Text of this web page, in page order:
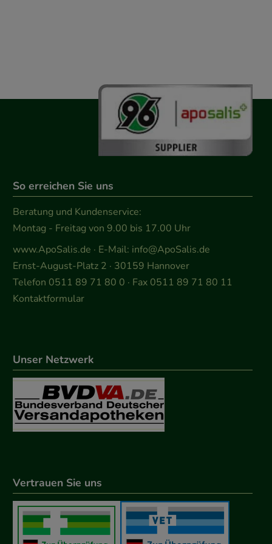
So erreichen Sie uns
Beratung und Kundenservice:
Montag - Freitag von 9.00 bis 17.00 Uhr
www.ApoSalis.de · E-Mail: info@ApoSalis.de
Ernst-August-Platz 2 · 30159 Hannover
Telefon 0511 89 71 80 0 · Fax 0511 89 71 80 11
Kontaktformular
Unser Netzwerk
Vertrauen Sie uns